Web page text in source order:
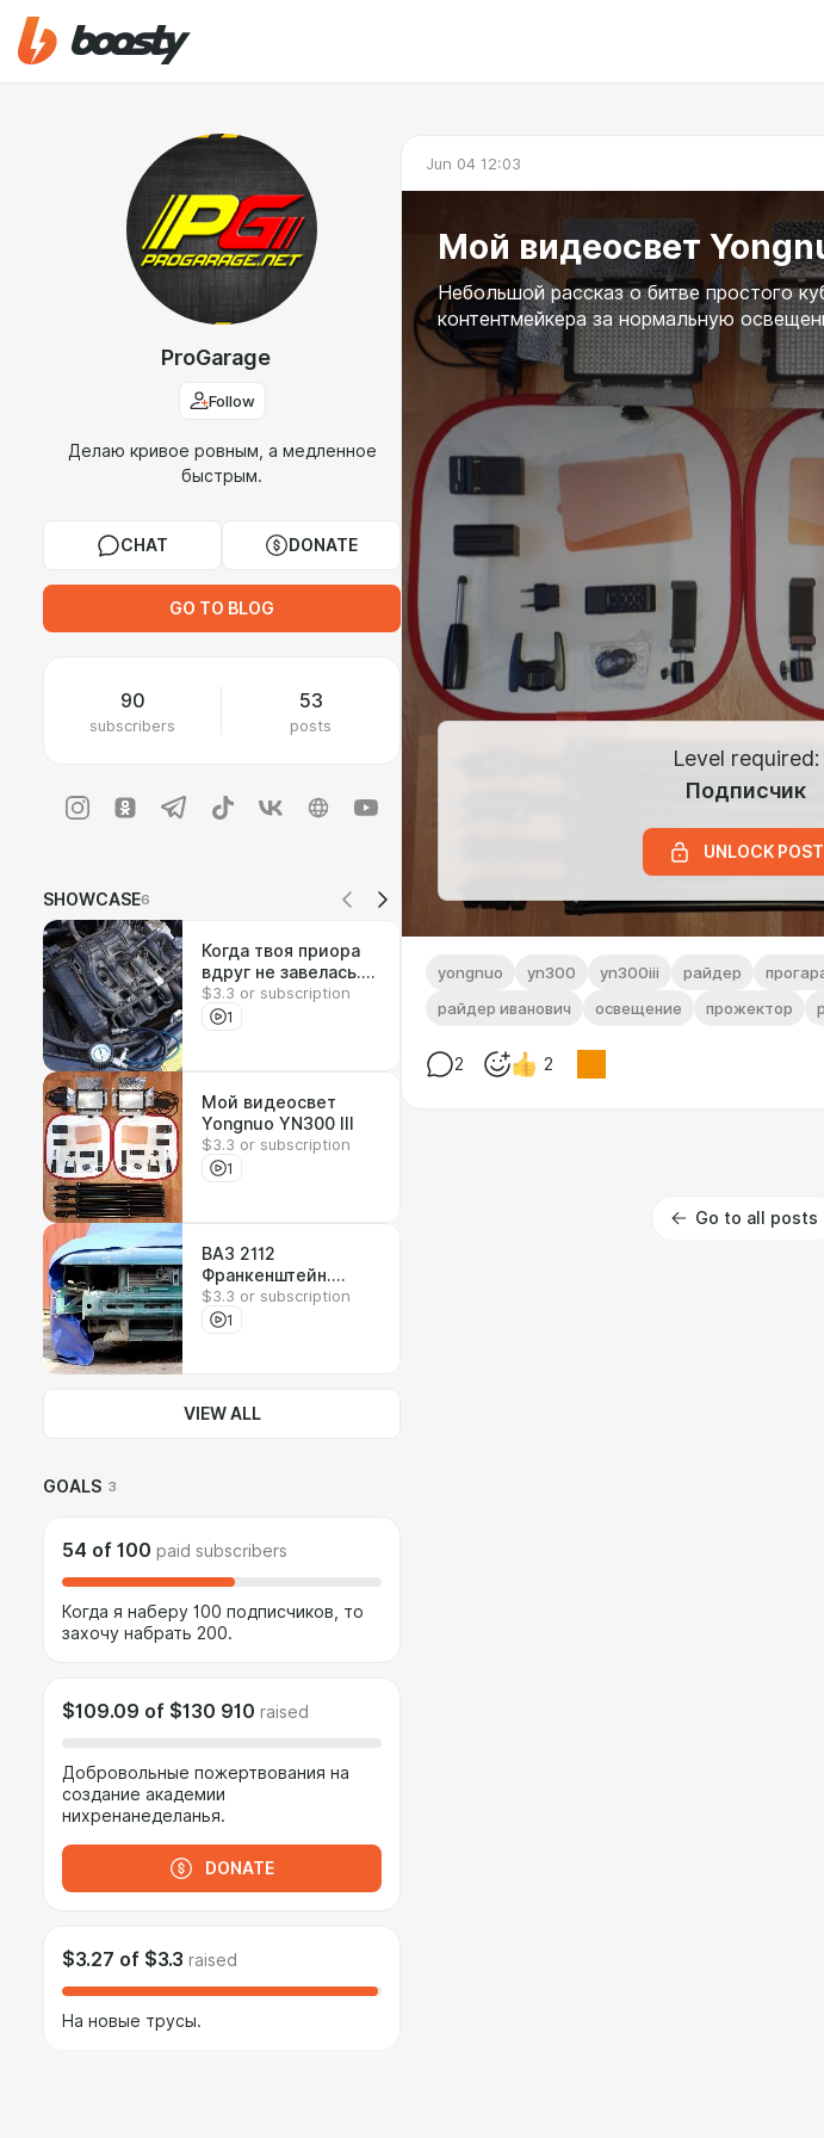
ProGarage
Follow
Делаю кривое ровным, а медленное
быстрым.
CHAT DONATE
GO TO BLOG
90
subscribers
53
posts
SHOWCASE6
Когда твоя приора
вдруг не завелась.
История одного
шкива
$3.3 or subscription
1
Мой видеосвет
Yongnuo YN300 III
$3.3 or subscription
1
ВАЗ 2112
Франкенштейн.
Неоконченный
проект 2016 года
$3.3 or subscription
1
VIEW ALL
GOALS 3
54 of 100 paid subscribers
Когда я наберу 100 подписчиков, то
захочу набрать 200.
$109.09 of $130 910 raised
Добровольные пожертвования на
создание академии
нихренанеделанья.
DONATE
$3.27 of $3.3 raised
На новые трусы.
Jun 04 12:03
Мой видеосвет
Небольшой рассказ о битве простого
контентмейкера за нормальную
Level required:
Подписчик
UNLOCK POST
yongnuo yn300 yn300iii райдер
райдер иванович
освещение прожектор
2 2
Go to all posts